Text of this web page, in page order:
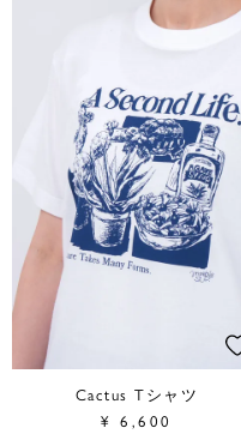
Cactus Tシャツ
¥ 6,600